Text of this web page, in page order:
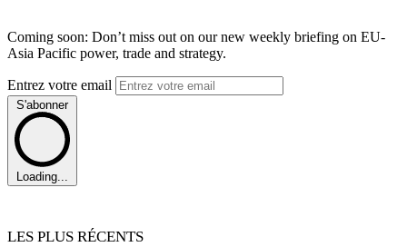
Coming soon: Don’t miss out on our new weekly briefing on EU-
Asia Pacific power, trade and strategy.
Entrez votre email
S'abonner
Loading...
LES PLUS RÉCENTS